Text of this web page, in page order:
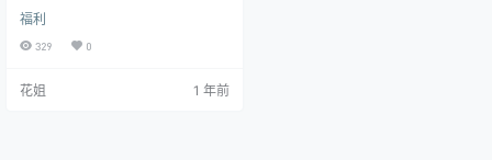
福利
329 0
花姐 1 年前